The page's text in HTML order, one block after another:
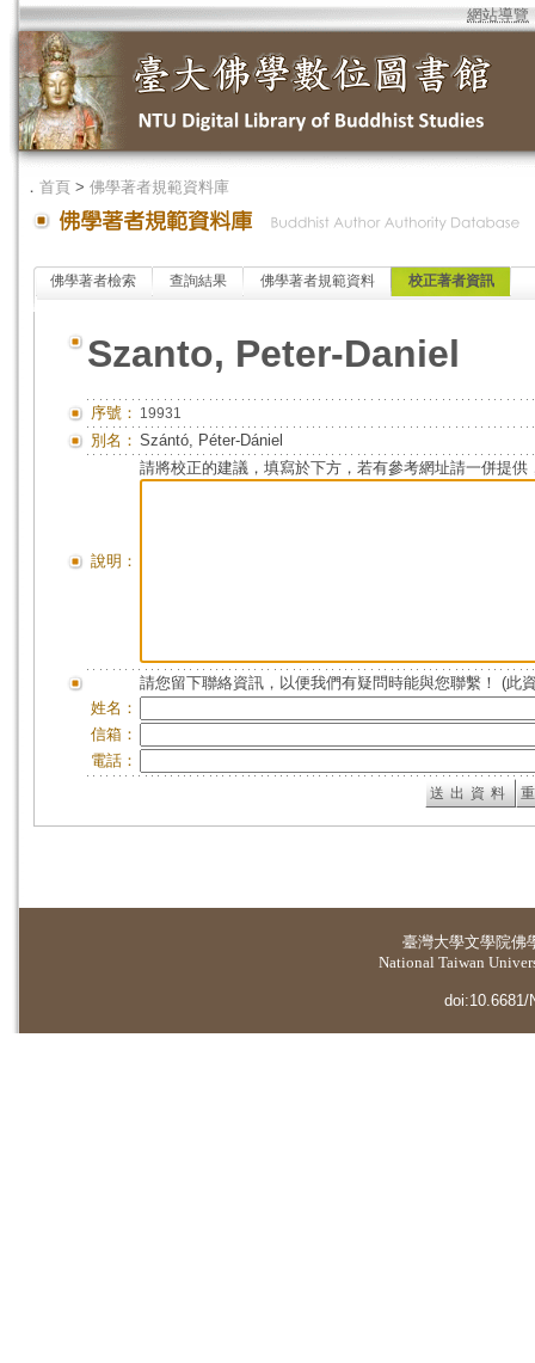
網站導覽
． 首頁 > 佛學著者規範資料庫
佛學著者檢索 查詢結果 佛學著者規範資料 校正著者資訊
Szanto, Peter-Daniel
序號： 19931
別名： Szántó, Péter-Dániel
說明：
請將校正的建議，填寫於下方，若有參考網址請一併提供
請您留下聯絡資訊，以便我們有疑問時能與您聯繫！ (此
姓名：
信箱：
電話：
臺灣大學文學院佛
National Taiwan
doi:10.6681/